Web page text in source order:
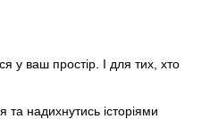
у ваш простір. І для тих, хто
надихнутись історіями